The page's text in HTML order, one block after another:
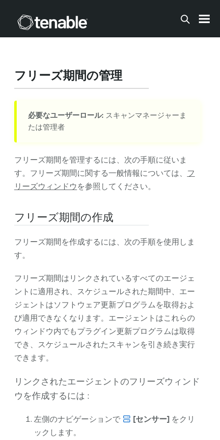
メインコンテンツに移動する
フリーズ期間の管理
必要なユーザーロール: スキャンマネージャーま
たは管理者
フリーズ期間を管理するには、次の手順に従いま
す。フリーズ期間に関する一般情報については、 フ
リーズウィンドウ を参照してください。
フリーズ期間の作成
フリーズ期間を作成するには、次の手順を使用しま
す。
フリーズ期間はリンクされているすべてのエージェ
ントに適用され、スケジュールされた期間中、エー
ジェントはソフトウェア更新プログラムを取得およ
び適用できなくなります。エージェントはこれらの
ウィンドウ内でもプラグイン更新プログラムは取得
でき、スケジュールされたスキャンを引き続き実行
できます。
リンクされたエージェントのフリーズウィンド
ウを作成するには :
左側のナビゲーションで [センサー] をクリ
ックします。